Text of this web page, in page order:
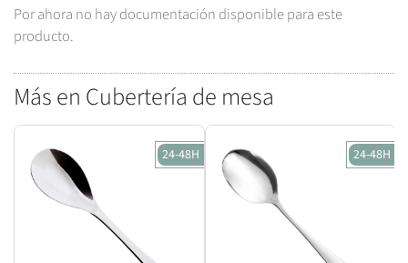
Por ahora no hay documentación disponible para este
producto.
Más en Cubertería de mesa
24-48H 24-48H